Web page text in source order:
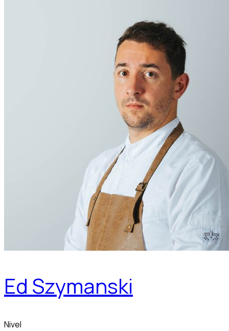
Ed Szymanski
Nivel